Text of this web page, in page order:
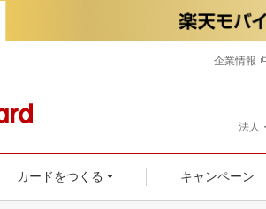
企業情報
法人
カードをつくる キャンペーン